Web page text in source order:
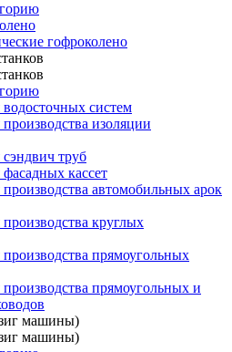
гофроколено
систем
изоляции
труб
кассет
автомобильных арок
круглых
прямоугольных
прямоугольных и
машины)
машины)